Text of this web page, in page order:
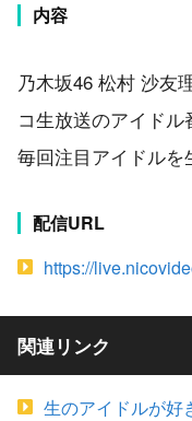
内容
乃木坂46 松村 沙友
コ生放送のアイドル
毎回注目アイドルを
配信URL
https://
関連リンク
生のアイドルが好